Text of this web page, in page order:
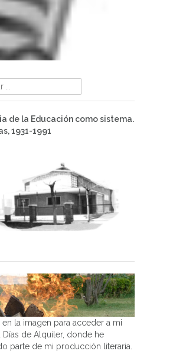
de la Educación como sistema.
1931-1991
en la imagen para acceder a mi
Días de Alquiler, donde he
parte de mi producción literaria.